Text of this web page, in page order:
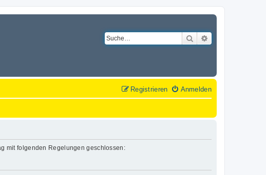
Suche
Anmelden
Registrieren
mit folgenden Regelungen geschlossen: